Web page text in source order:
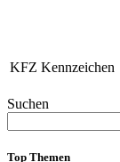
KFZ Kennzeichen
Suchen
Top Themen